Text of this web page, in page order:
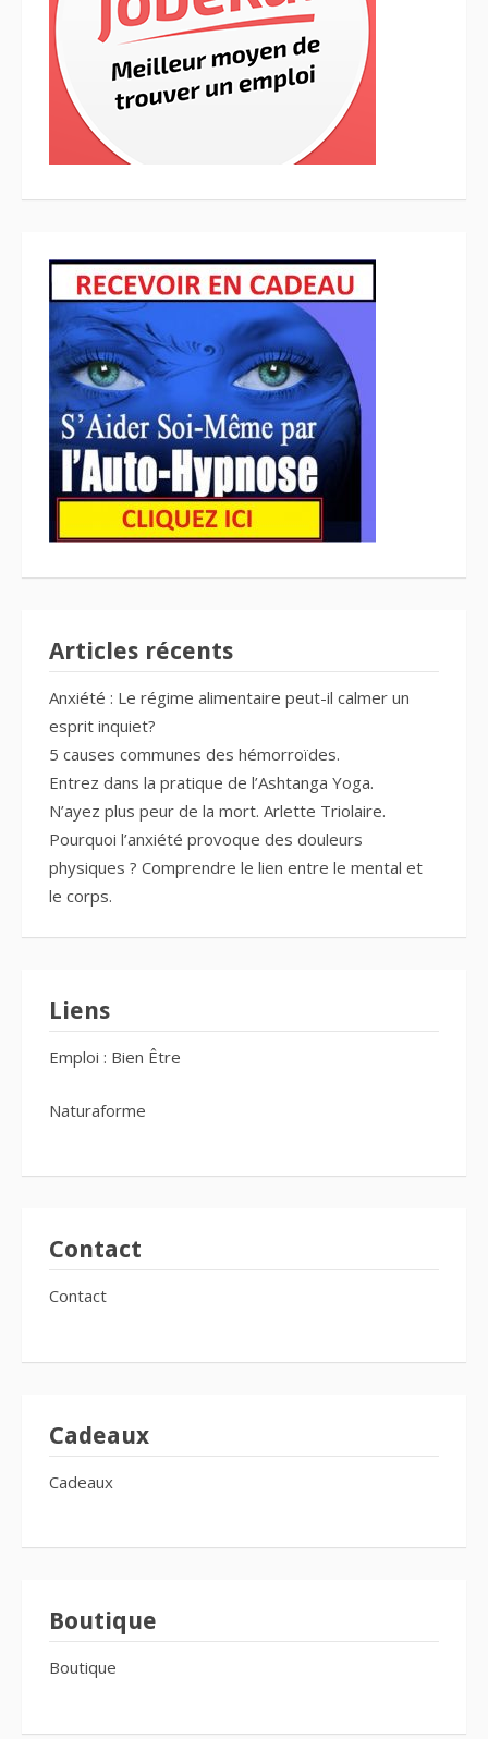
Articles récents
Anxiété : Le régime alimentaire peut-il calmer un
esprit inquiet?
5 causes communes des hémorroïdes.
Entrez dans la pratique de l’Ashtanga Yoga.
N’ayez plus peur de la mort. Arlette Triolaire.
Pourquoi l’anxiété provoque des douleurs
physiques ? Comprendre le lien entre le mental et
le corps.
Liens
Emploi : Bien Être
Naturaforme
Contact
Contact
Cadeaux
Cadeaux
Boutique
Boutique